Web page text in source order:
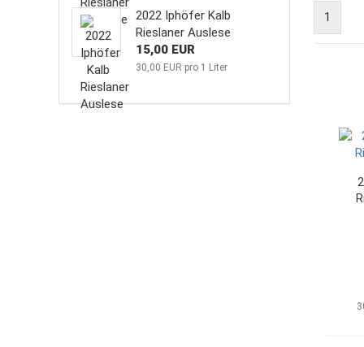
1
2022 Iphöfer Kalb
Rieslaner Auslese
15,00 EUR
30,00 EUR pro 1 Liter